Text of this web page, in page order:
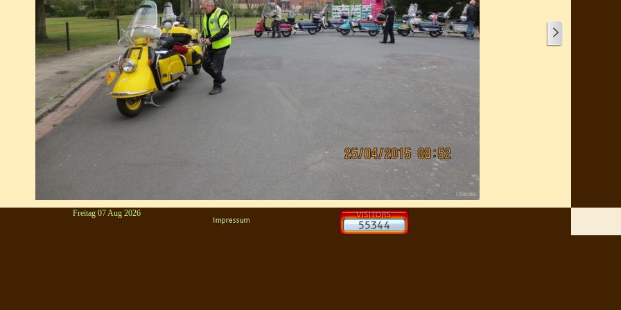
Freitag 07 Aug 2026